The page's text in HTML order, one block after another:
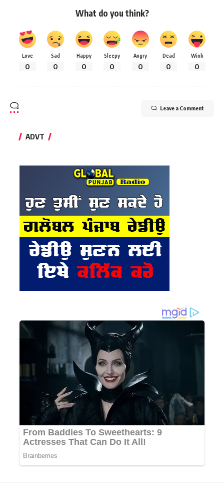
What do you think?
Love
0
Sad
0
Happy
0
Sleepy
0
Angry
0
Dead
0
Wink
0
Leave a Comment
ADVT